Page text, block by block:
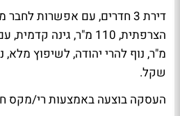
דירת 3 חדרים, עם אפשרות
שקל.
העסקה בוצעה באמצעות רי/מקס